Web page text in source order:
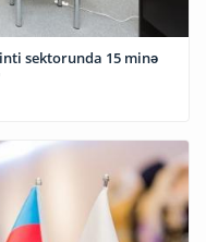
sektorunda 15 minə